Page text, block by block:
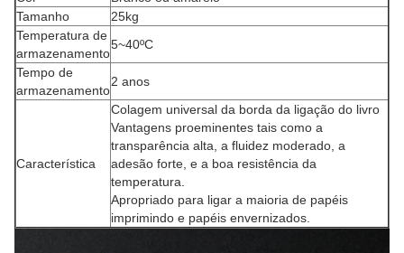
Tamanho
25kg
Temperatura de
armazenamento
5~40ºC
Tempo de
armazenamento
2 anos
Característica
Colagem universal da borda da ligação do livro
Vantagens proeminentes tais como a
transparência alta, a fluidez moderado, a
adesão forte, e a boa resistência da
temperatura.
Apropriado para ligar a maioria de papéis
imprimindo e papéis envernizados.